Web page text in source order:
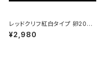
レッドクリフ紅白タイプ 卵20個
以上＋α【極上種親使用】
¥2,980